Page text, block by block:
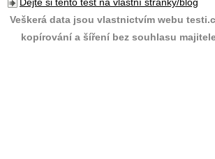
Veškerá data jsou vlastnictvím webu
kopírování a šíření bez souhlasu